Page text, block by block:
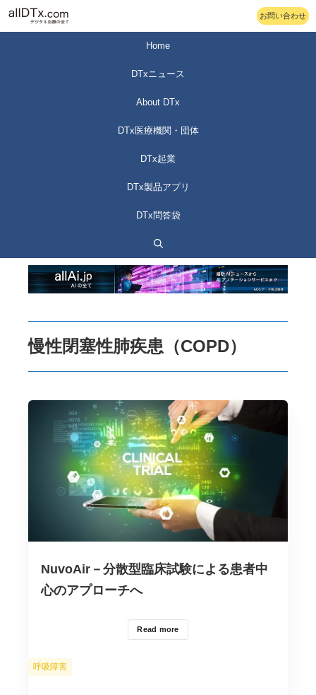
お問い合わせ
Home
DTxニュース
About DTx
DTx医療機関・団体
DTx起業
DTx製品アプリ
DTx問答袋
慢性閉塞性肺疾患（COPD）
NuvoAir－分散型臨床試験による患者中
心のアプローチへ
Read more
カ
テ
呼吸障害